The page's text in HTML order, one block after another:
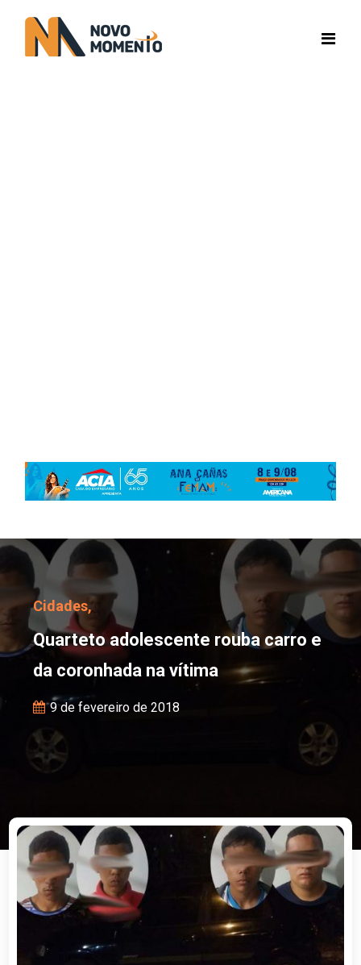
Quarteto adolescente
Cidades,
Quarteto adolescente rouba carro e
da coronhada na vítima
9 de fevereiro de 2018